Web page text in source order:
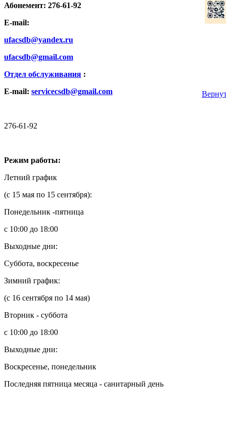
Абонемент: 276-61-92
E-mail:
ufacsdb@yandex.ru
ufacsdb@gmail.com
Отдел обслуживания :
E-mail: servicecsdb@gmail.com
276-61-92
Режим работы:
Летний график
(с 15 мая по 15 сентября):
Понедельник -пятница
с 10:00 до 18:00
Выходные дни:
Суббота, воскресенье
Зимний график:
(с 16 сентября по 14 мая)
Вторник - суббота
с 10:00 до 18:00
Выходные дни:
Воскресенье, понедельник
Последняя пятница месяца - санитарный день